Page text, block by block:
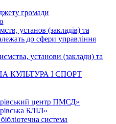
громади
установ (закладів) та
до сфери управління
установи (заклади) та
КУЛЬТУРА І СПОРТ
центр ПМСД»
БЛІЛ»
система